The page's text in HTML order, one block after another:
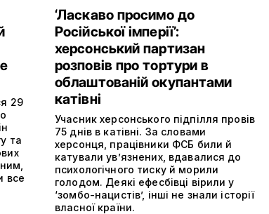
29
та
все
‘Ласкаво просимо до
Російської імперії’:
херсонський партизан
розповів про тортури в
облаштованій окупантами
катівні
Учасник херсонського підпілля провів
75 днів в катівні. За словами
херсонця, працівники ФСБ били й
катували ув’язнених, вдавалися до
психологічного тиску й морили
голодом. Деякі ефесбівці вірили у
‘зомбо-нацистів’, інші не знали історії
власної країни.